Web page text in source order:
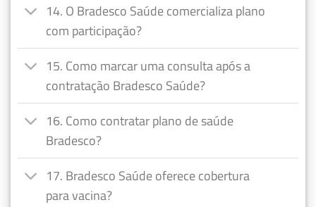
14. O Bradesco Saúde comercializa plano
com participação?
15. Como marcar uma consulta após a
contratação Bradesco Saúde?
16. Como contratar plano de saúde
Bradesco?
17. Bradesco Saúde oferece cobertura
para vacina?